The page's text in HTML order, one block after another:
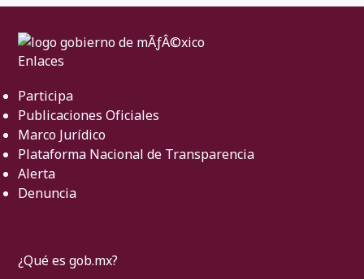
Enlaces
Participa
Publicaciones Oficiales
Marco Jurídico
Plataforma Nacional de Transparencia
Alerta
Denuncia
¿Qué es gob.mx?